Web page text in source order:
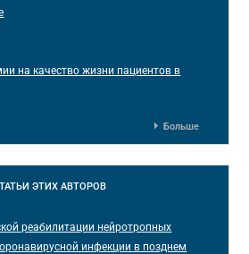
на качество жизни пациентов в
Больше
ЭТИХ АВТОРОВ
реабилитации нейротропных
инфекции в позднем